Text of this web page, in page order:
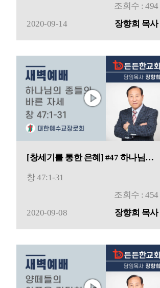
조회수 : 494
2020-09-14
장향희 목사
[창세기를 통한 은혜] #47 하나님의 종들의 바른 자세
창 47:1-31
조회수 : 454
2020-09-08
장향희 목사